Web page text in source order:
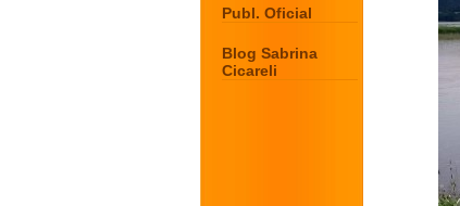
Publ. Oficial
Blog Sabrina
Cicareli